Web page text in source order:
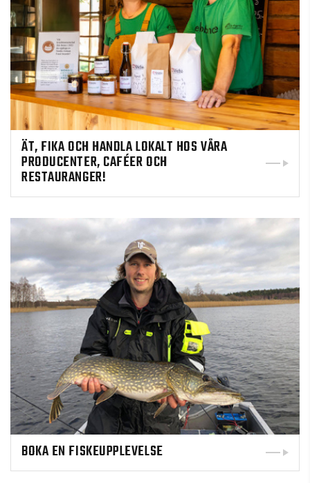
ÄT, FIKA OCH HANDLA LOKALT HOS VÅRA
PRODUCENTER, CAFÉER OCH
RESTAURANGER!
BOKA EN FISKEUPPLEVELSE